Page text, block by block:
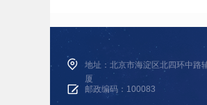
地址：北京市海淀区北四环中路
厦
邮政编码：100083